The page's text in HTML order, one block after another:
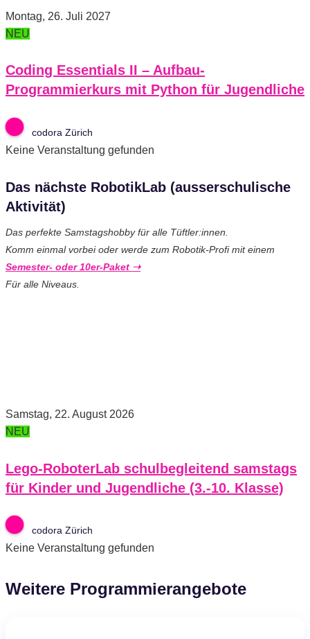
Montag, 26. Juli 2027
NEU
Coding Essentials II – Aufbau-
Programmierkurs mit Python für Jugendliche
codora Zürich
Keine Veranstaltung gefunden
Das nächste RobotikLab (ausserschulische
Aktivität)
Das perfekte Samstagshobby für alle Tüftler:innen.
Komm einmal vorbei oder werde zum Robotik-Profi mit einem
Semester- oder 10er-Paket ➝
Für alle Niveaus.
Samstag, 22. August 2026
NEU
Lego-RoboterLab schulbegleitend samstags
für Kinder und Jugendliche (3.-10. Klasse)
codora Zürich
Keine Veranstaltung gefunden
Weitere Programmierangebote